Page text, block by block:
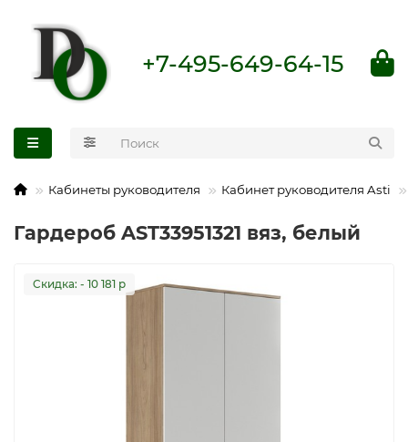
+7-495-649-64-15
Кабинеты руководителя Кабинет руководителя Asti
Гардероб AST33951321 вяз, белый
Cкидка: - 10 181 р